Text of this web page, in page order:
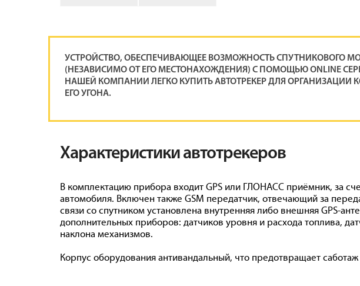
УСТРОЙСТВО, ОБЕСПЕЧИВАЮЩЕЕ ВОЗМОЖНОСТЬ СПУТНИКОВОГО
(НЕЗАВИСИМО ОТ ЕГО МЕСТОНАХОЖДЕНИЯ) С ПОМОЩЬЮ ONLINE
НАШЕЙ КОМПАНИИ ЛЕГКО КУПИТЬ АВТОТРЕКЕР ДЛЯ ОРГАНИЗАЦИИ
ЕГО УГОНА.
Характеристики автотрекеров
В комплектацию прибора входит GPS или ГЛОНАСС приёмник, за
автомобиля. Включен также GSM передатчик, отвечающий за
связи со спутником установлена внутренняя либо внешняя GPS-
дополнительных приборов: датчиков уровня и расхода топлива,
наклона механизмов.
Корпус оборудования антивандальный, что предотвращает